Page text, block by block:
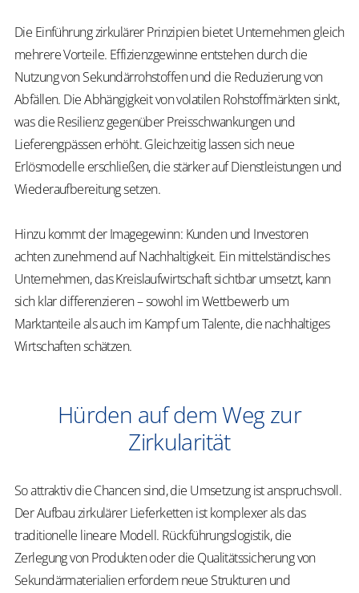
Die Einführung zirkulärer Prinzipien bietet Unternehmen gleich
mehrere Vorteile. Effizienzgewinne entstehen durch die
Nutzung von Sekundärrohstoffen und die Reduzierung von
Abfällen. Die Abhängigkeit von volatilen Rohstoffmärkten sinkt,
was die Resilienz gegenüber Preisschwankungen und
Lieferengpässen erhöht. Gleichzeitig lassen sich neue
Erlösmodelle erschließen, die stärker auf Dienstleistungen und
Wiederaufbereitung setzen.
Hinzu kommt der Imagegewinn: Kunden und Investoren
achten zunehmend auf Nachhaltigkeit. Ein mittelständisches
Unternehmen, das Kreislaufwirtschaft sichtbar umsetzt, kann
sich klar differenzieren – sowohl im Wettbewerb um
Marktanteile als auch im Kampf um Talente, die nachhaltiges
Wirtschaften schätzen.
Hürden auf dem Weg zur
Zirkularität
So attraktiv die Chancen sind, die Umsetzung ist anspruchsvoll.
Der Aufbau zirkulärer Lieferketten ist komplexer als das
traditionelle lineare Modell. Rückführungslogistik, die
Zerlegung von Produkten oder die Qualitätssicherung von
Sekundärmaterialien erfordern neue Strukturen und